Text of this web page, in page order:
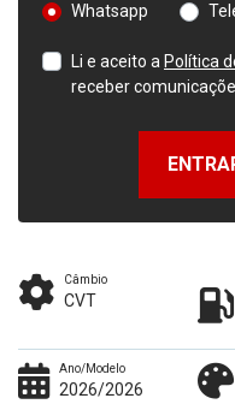
Whatsapp
Li e aceito a Política
receber
Câmbio
CVT
Ano/Modelo
2026/2026